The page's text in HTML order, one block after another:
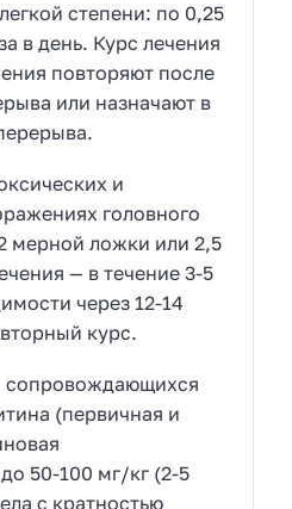
степени: по 0,25
в день. Курс лечения
повторяют после
или назначают в
и
головного
мерной ложки или 2,5
— в течение 3-5
через 12-14
курс.
сопровождающихся
(первичная и
50-100 мг/кг (2-5
с кратностью